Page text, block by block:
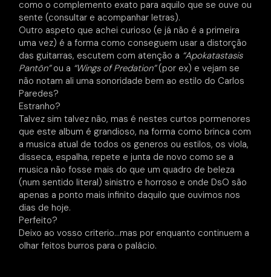
como o complemento exato para aquilo que se ouve ou
sente (consultar e acompanhar letras).
Outro aspeto que achei curioso (e já não é a primeira
uma vez) é a forma como conseguem usar a distorção
das guitarras, escutem com atenção a “Apokatastasis
Pantôn”ou a “Wings of Predation”(por ex) e vejam se
não notam ali uma sonoridade bem ao estilo do Carlos
Paredes?
Estranho?
Talvez sim talvez não, mas é nestes curtos pormenores
que este album é grandioso, na forma como brinca com
a musica atual de todos os generos ou estilos, os viola,
disseca, espalha, repete e junta de novo como se a
musica não fosse mais do que um quadro de beleza
(num sentido literal) sinistro e horroso e onde DsO são
apenas a ponto mais infinito daquilo que ouvimos nos
dias de hoje.
Perfeito?
Deixo ao vosso criterio…mas por enquanto continuem a
olhar feitos burros para o palácio.